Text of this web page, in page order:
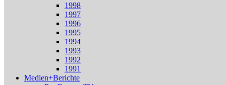
1998
1997
1996
1995
1994
1993
1992
1991
Medien+Berichte